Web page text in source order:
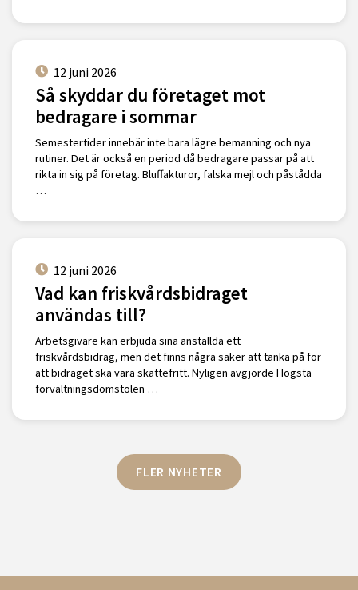
12 juni 2026
Så skyddar du företaget mot
bedragare i sommar
Semestertider innebär inte bara lägre bemanning och nya
rutiner. Det är också en period då bedragare passar på att
rikta in sig på företag. Bluffakturor, falska mejl och påstådda
…
12 juni 2026
Vad kan friskvårdsbidraget
användas till?
Arbetsgivare kan erbjuda sina anställda ett
friskvårdsbidrag, men det finns några saker att tänka på för
att bidraget ska vara skattefritt. Nyligen avgjorde Högsta
förvaltningsdomstolen …
FLER NYHETER